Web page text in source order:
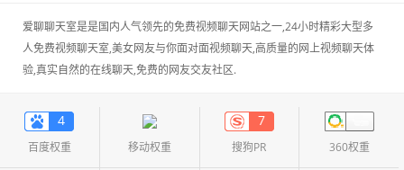
爱聊聊天室是是国内人气领先的免费视频聊天网站之一,24小时精彩大型多
人免费视频聊天室,美女网友与你面对面视频聊天,高质量的网上视频聊天体
验,真实自然的在线聊天,免费的网友交友社区.
4
百度权重 移动权重
7
搜狗PR 360权重